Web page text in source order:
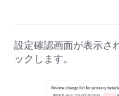
設定確認画面が表示さ
ックします。